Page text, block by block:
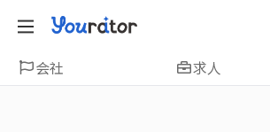
会社 求人